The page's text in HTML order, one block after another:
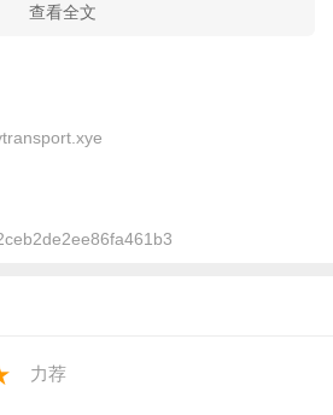
色
行，跟随着导航指示，将你的乘客运
性定制你的直升机，改变酷炫的外观，
查看全文
力荐